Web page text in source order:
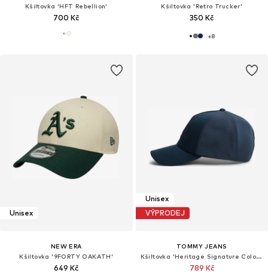
Kšiltovka 'HFT Rebellion'
700 Kč
Kšiltovka 'Retro Trucker'
350 Kč
+8
Unisex
NEW ERA
Kšiltovka '9FORTY OAKATH'
649 Kč
Unisex
VÝPRODEJ
TOMMY JEANS
Kšiltovka 'Heritage Signature Colour-blocked Trucker'
789 Kč